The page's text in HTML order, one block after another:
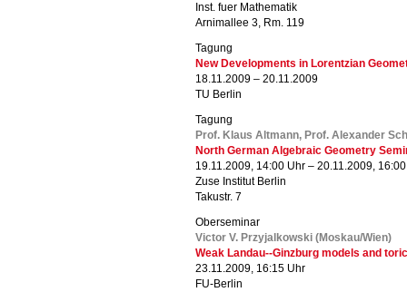
Inst. fuer Mathematik
Arnimallee 3, Rm. 119
Tagung
New Developments in Lorentzian
18.11.2009 – 20.11.2009
TU Berlin
Tagung
Prof. Klaus Altmann, Prof. Alexander
North German Algebraic Geometry
19.11.2009, 14:00 Uhr – 20.11.2009,
Zuse Institut Berlin
Takustr. 7
Oberseminar
Victor V. Przyjalkowski (Moskau/Wien)
Weak Landau--Ginzburg models and
23.11.2009, 16:15 Uhr
FU-Berlin